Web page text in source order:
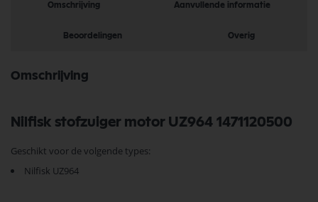
Omschrijving Aanvullende informatie
Beoordelingen Overig
Omschrijving
Nilfisk stofzuiger motor UZ964 1471120500
Geschikt voor de volgende types:
Nilfisk UZ964